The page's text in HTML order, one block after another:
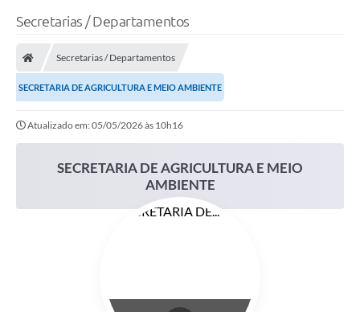
Secretarias / Departamentos
Secretarias / Departamentos
SECRETARIA DE AGRICULTURA E MEIO AMBIENTE
Atualizado em: 05/05/2026 às 10h16
SECRETARIA DE AGRICULTURA E MEIO
AMBIENTE